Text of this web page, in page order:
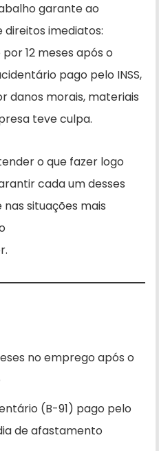
garante ao
imediatos:
12 meses após o
pago pelo INSS,
danos morais, materiais
teve culpa.
o que fazer logo
cada um desses
situações mais
no emprego após o
(B-91) pago pelo
de afastamento